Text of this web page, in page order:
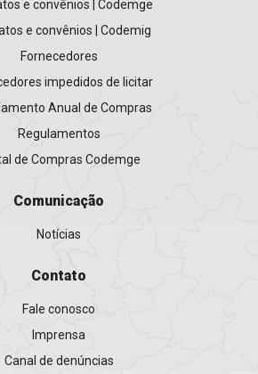
e convênios | Codemge
e convênios | Codemig
Fornecedores
impedidos de licitar
Anual de Compras
Regulamentos
de Compras Codemge
Comunicação
Notícias
Contato
Fale conosco
Imprensa
Canal de denúncias